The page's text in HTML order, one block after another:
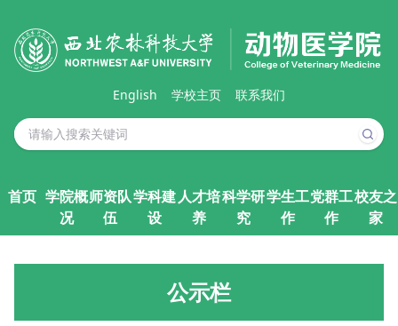
English 学校主页 联系我们
首页 学院概
况
师资队
伍
学科建
设
人才培
养
科学研
究
学生工
作
党群工
作
校友之
家
公示栏